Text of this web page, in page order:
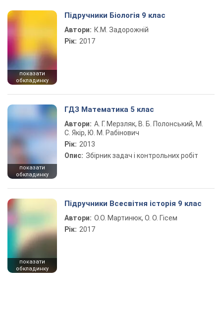
показати
обкладинку
Підручники Біологія 9 клас
Автори: К.М. Задорожній
Рік: 2017
показати
обкладинку
ГДЗ Математика 5 клас
Автори: А. Г. Мерзляк, В. Б. Полонський, М.
С. Якір, Ю. М. Рабінович
Рік: 2013
Опис: Збірник задач і контрольних робіт
показати
обкладинку
Підручники Всесвітня історія 9 клас
Автори: О.О. Мартинюк, О. О. Гісем
Рік: 2017